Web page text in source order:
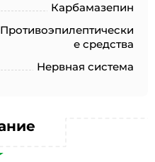
Карбамазепин
Противоэпилептически
е средства
Нервная система